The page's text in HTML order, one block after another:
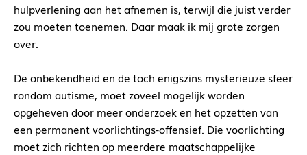
hulpverlening aan het afnemen is, terwijl die juist verder
zou moeten toenemen. Daar maak ik mij grote zorgen
over.
De onbekendheid en de toch enigszins mysterieuze sfeer
rondom autisme, moet zoveel mogelijk worden
opgeheven door meer onderzoek en het opzetten van
een permanent voorlichtings-offensief. Die voorlichting
moet zich richten op meerdere maatschappelijke